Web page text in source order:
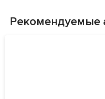
Рекомендуемые